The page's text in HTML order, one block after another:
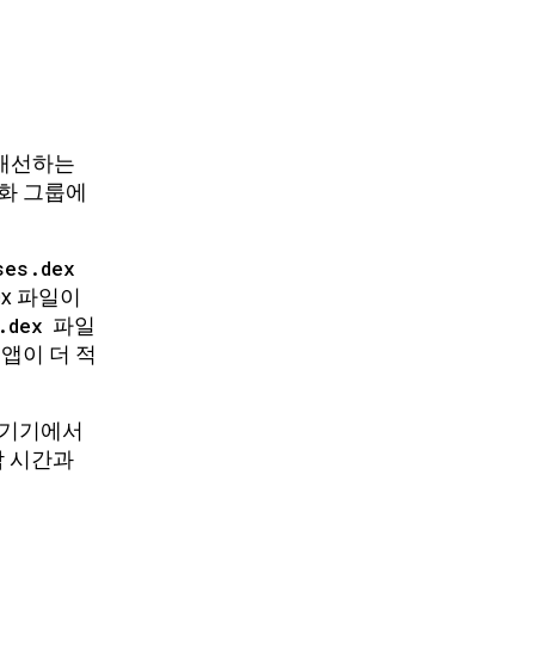
선하는
그룹에
파일이
파일
이 더 적
기에서
시간과